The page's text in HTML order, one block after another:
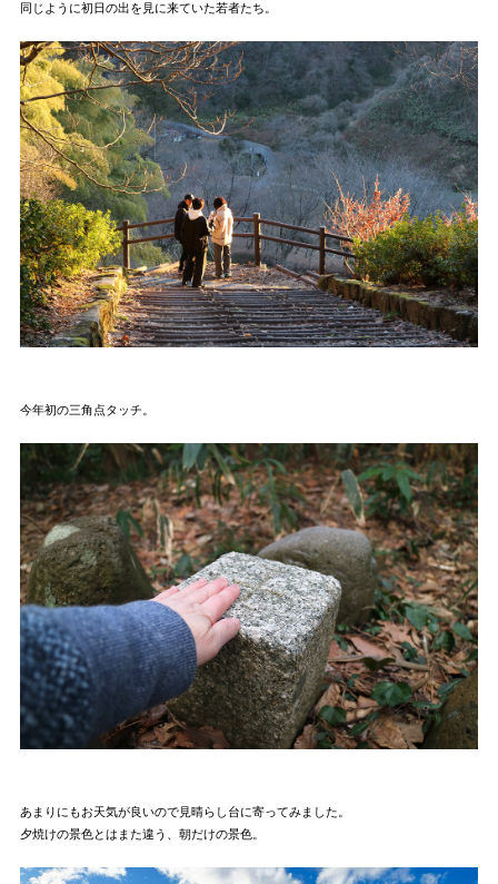
同じように初日の出を見に来ていた若者たち。
今年初の三角点タッチ。
あまりにもお天気が良いので見晴らし台に寄ってみました。
夕焼けの景色とはまた違う、朝だけの景色。